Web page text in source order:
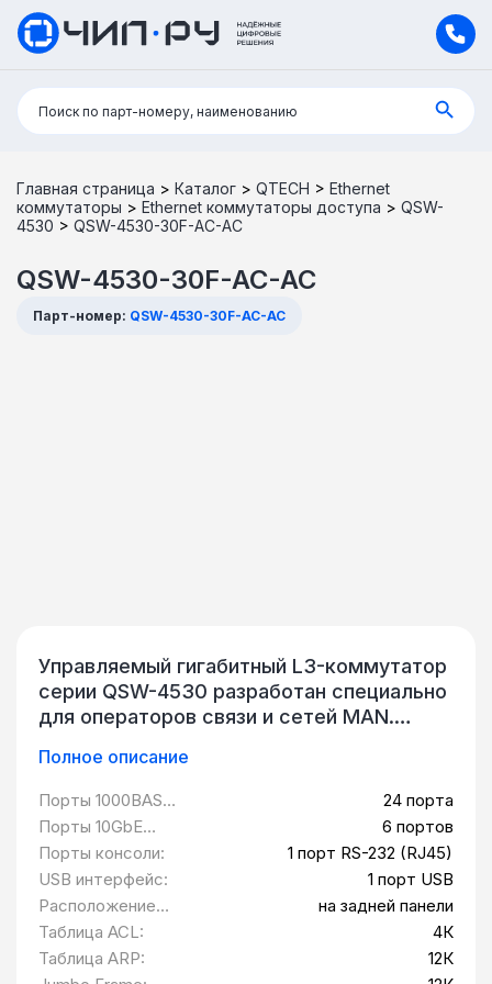
Поиск:
Поиск по парт-номеру, наименованию
Главная страница > Каталог > QTECH > Ethernet
коммутаторы > Ethernet коммутаторы доступа > QSW-
4530 > QSW-4530-30F-AC-AC
QSW-4530-30F-AC-AC
Парт-номер: QSW-4530-30F-AC-AC
Управляемый гигабитный L3-коммутатор
серии QSW-4530 разработан специально
для операторов связи и сетей MAN.
следующий функционал: комплексный
QoS; расширенные функции VLAN (Voice
VLAN, QinQ и др.); управление полосой
пропускания; интеллектуальное
управление безопасностью; стандарты
Ethernet OAM (Operations, Administration,
Maintenance); функции управления и
сервисы Triple Play, удовлетворяющие
требованиям, предъявляемым к
Полное описание
Порты 1000BASE-
X SFP:
24 порта
Порты 10GbE
SFP+:
6 портов
Порты консоли:
1 порт RS-232 (RJ45)
USB интерфейс:
1 порт USB
Расположение
разъемов
питания:
на задней панели
Таблица ACL:
4К
Таблица ARP:
12К